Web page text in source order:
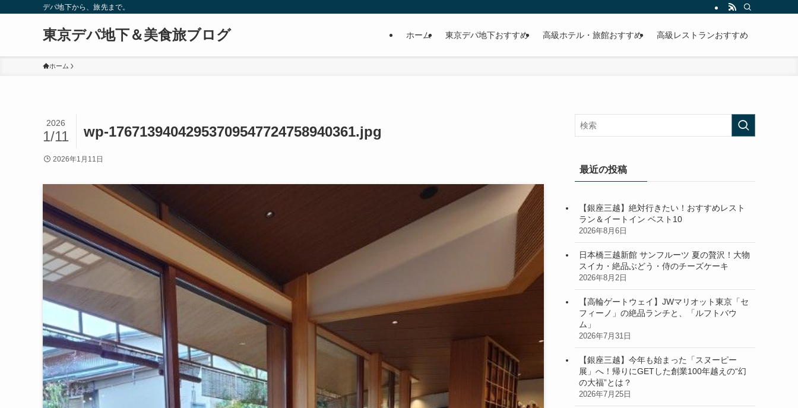
デパ地下から、旅先まで。
東京デパ地下＆美食旅ブログ ホーム 東京デパ地下おすすめ 高級ホテル・旅館おすすめ 高級レストランおすすめ
ホーム
wp-17671394042953709547724758940361.jpg
2026
1/11
2026年1月11日
最近の投稿
【銀座三越】絶対行きたい！おすすめレスト
ラン＆イートイン ベスト10
2026年8月6日
日本橋三越新館 サンフルーツ 夏の贅沢！大物
スイカ・絶品ぶどう・侍のチーズケーキ
2026年8月2日
【高輪ゲートウェイ】JWマリオット東京「セ
フィーノ」の絶品ランチと、「ルフトバウ
ム」
2026年7月31日
【銀座三越】今年も始まった「スヌーピー
展」へ！帰りにGETした創業100年越えの“幻
の大福”とは？
2026年7月25日